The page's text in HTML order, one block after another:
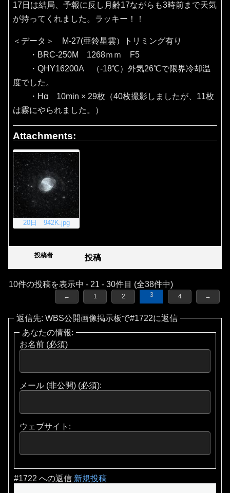
17日は結局、予報に反し月齢17ながらも3時前まで天気
が持ってくれました。ラッキー！！
＜データ＞ M-27(亜鈴星雲）トリミング有り
・BRC-250M 1268ｍｍ F5
・QHY16200A （‐18℃）外気26℃で限界冷却温
度でした。
・Hα 10min × 29枚（40枚撮影しましたが、11枚
は霧にやられました。）
Attachments:
20日 942K.jpg
投稿者 投稿
10件の投稿を表示中 - 21 - 30件目 (全38件中)
← 1 2 3 4 →
返信先: WBS公開画像掲示板で#1722に返信
あなたの情報:
お名前 (必須)
メール (非公開) (必須):
ウェブサイト:
#1722 への返信 新規投稿